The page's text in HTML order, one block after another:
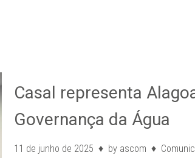
Casal representa
Governança da Água
11 de junho de 2025 by ascom